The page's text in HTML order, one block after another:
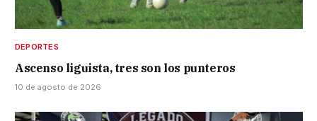
DEPORTES
Ascenso liguista, tres son los punteros
10 de agosto de 2026